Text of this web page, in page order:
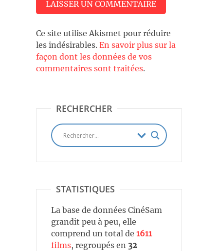
Ce site utilise Akismet pour réduire
les indésirables. En savoir plus sur la
façon dont les données de vos
commentaires sont traitées.
RECHERCHER
STATISTIQUES
La base de données CinéSam
grandit peu à peu, elle
comprend un total de 1611
films, regroupés en 32